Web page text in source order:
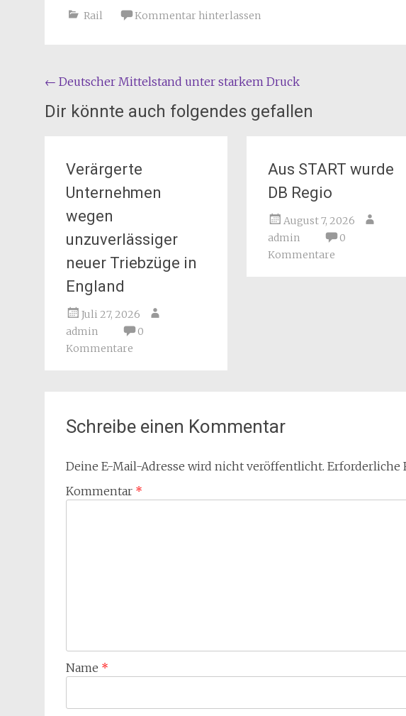
Rail Kommentar hinterlassen
Beitragsnavigation
← Deutscher Mittelstand unter starkem Druck
Dir könnte auch folgendes gefallen
Verärgerte
Unternehmen
wegen
unzuverlässiger
neuer Triebzüge in
England
Juli 27, 2026
admin
0
Kommentare
Aus START wurde
DB Regio
August 7, 2026
admin
0
Kommentare
Schreibe einen Kommentar
Deine E-Mail-Adresse wird nicht veröffentlicht. Erforderliche
Kommentar *
Name *